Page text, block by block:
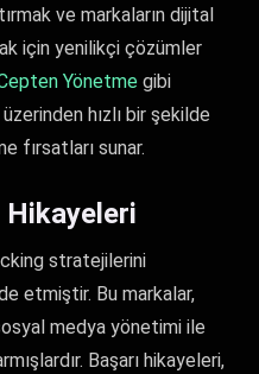
ve markaların dijital
için yenilikçi çözümler
Yönetme gibi
hızlı bir şekilde
fırsatları sunar.
Hikayeleri
stratejilerini
etmiştir. Bu markalar,
medya yönetimi ile
Başarı hikayeleri,